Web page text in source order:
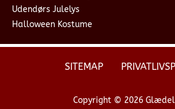
Udendørs Julelys
Halloween Kostume
SITEMAP
Copyright © 2026